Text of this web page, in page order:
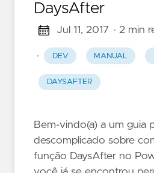
DaysAfter
Jul 11, 2017 · 2 min
· DEV MANUAL
DAYSAFTER
Bem-vindo(a) a um guia
descomplicado sobre
função DaysAfter no